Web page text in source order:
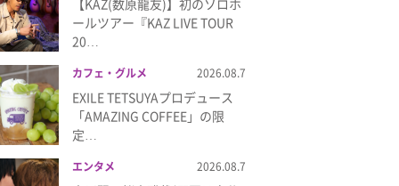
【KAZ(数原龍友)】初のソロホ
ールツアー『KAZ LIVE TOUR
20…
カフェ・グルメ 2026.08.7
EXILE TETSUYAプロデュース
「AMAZING COFFEE」の限
定…
エンタメ 2026.08.7